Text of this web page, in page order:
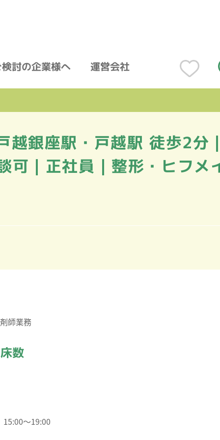
討の企業様へ 運営会社
銀座駅・戸越駅 徒歩2分
可｜正社員｜整形・ヒフメ
師業務
数
～19:00